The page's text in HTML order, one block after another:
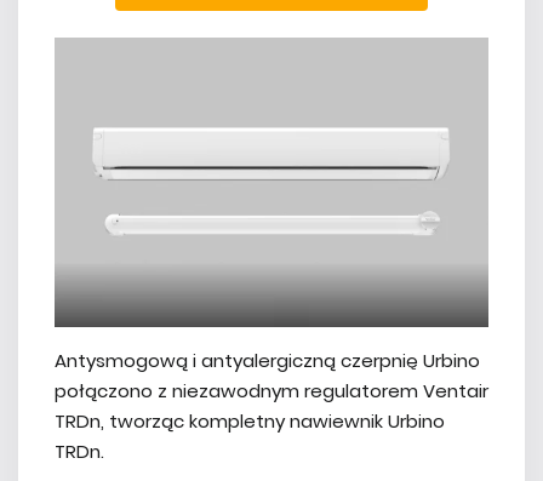
Antysmogową i antyalergiczną czerpnię Urbino
połączono z niezawodnym regulatorem Ventair
TRDn, tworząc kompletny nawiewnik Urbino
TRDn.